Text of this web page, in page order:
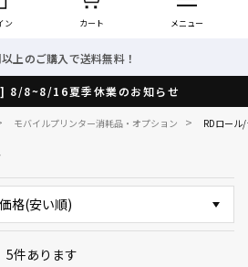
ン カート メニュー
購入で送料無料！
8/8~8/16夏季休業のお知らせ
モバイルプリンター消耗品・オプション > RDロール
5件あります